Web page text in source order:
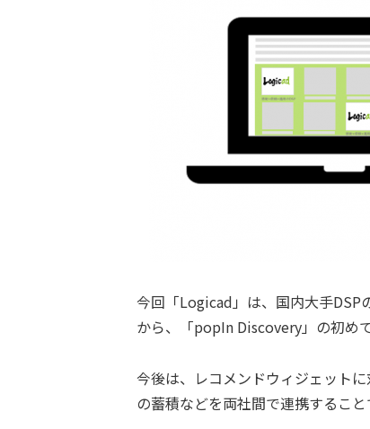
今回「Logicad」は、国内大手DSP
から、「popIn Discovery」の初め
今後は、レコメンドウィジェット
の蓄積などを両社間で連携するこ